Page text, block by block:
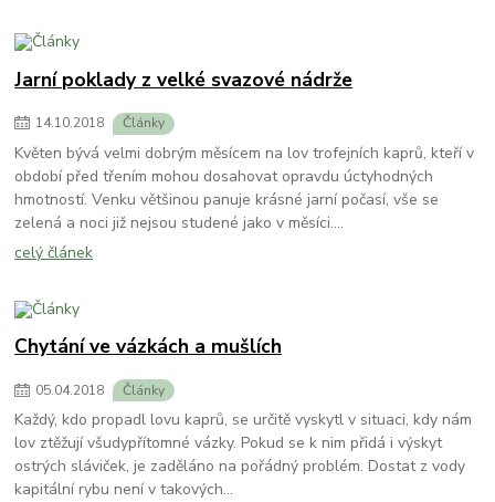
Jarní poklady z velké svazové nádrže
14.10.2018 Články
Květen bývá velmi dobrým měsícem na lov trofejních kaprů, kteří v
období před třením mohou dosahovat opravdu úctyhodných
hmotností. Venku většinou panuje krásné jarní počasí, vše se
zelená a noci již nejsou studené jako v měsíci....
celý článek
Chytání ve vázkách a mušlích
05.04.2018 Články
Každý, kdo propadl lovu kaprů, se určitě vyskytl v situaci, kdy nám
lov ztěžují všudypřítomné vázky. Pokud se k nim přidá i výskyt
ostrých sláviček, je zaděláno na pořádný problém. Dostat z vody
kapitální rybu není v takových...